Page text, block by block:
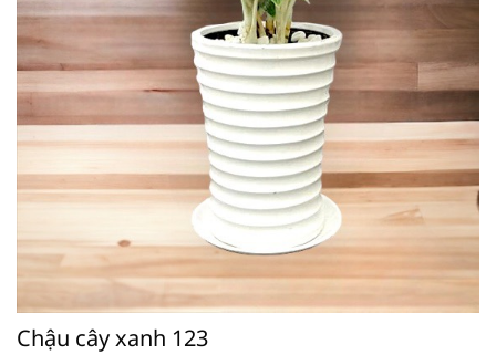
Chậu cây xanh 123